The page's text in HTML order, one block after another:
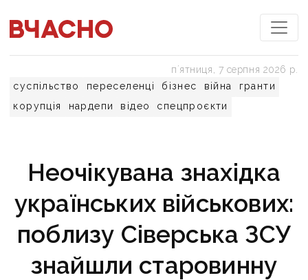
суспільство переселенці бізнес війна
гранти
корупція
нардепи відео спецпроєкти
пʼятниця, 7 серпня 2026 р.
Неочікувана знахідка
українських військових:
поблизу Сіверська ЗСУ
знайшли старовинну